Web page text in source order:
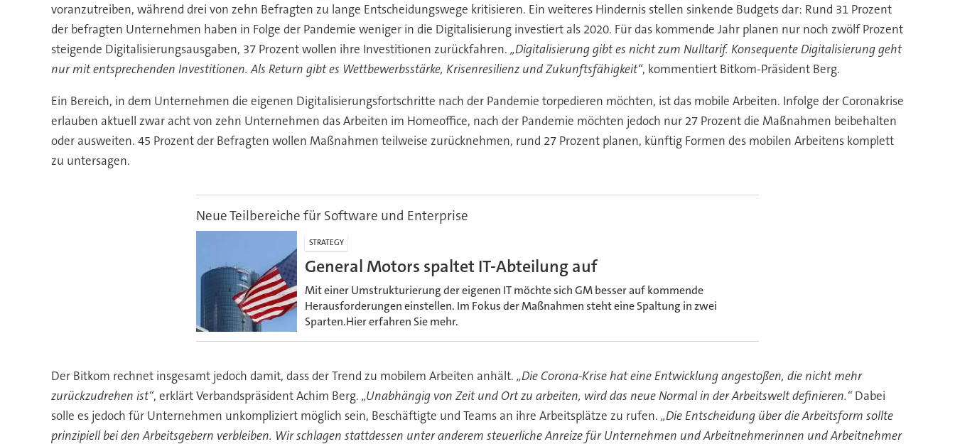
voranzutreiben, während drei von zehn Befragten zu lange Entscheidungswege kritisieren. Ein weiteres Hindernis stellen sinkende Budgets dar: Rund 31 Prozent
der befragten Unternehmen haben in Folge der Pandemie weniger in die Digitalisierung investiert als 2020. Für das kommende Jahr planen nur noch zwölf Prozent
steigende Digitalisierungsausgaben, 37 Prozent wollen ihre Investitionen zurückfahren. „Digitalisierung gibt es nicht zum Nulltarif. Konsequente Digitalisierung geht
nur mit entsprechenden Investitionen. Als Return gibt es Wettbewerbsstärke, Krisenresilienz und Zukunftsfähigkeit“, kommentiert Bitkom-Präsident Berg.
Ein Bereich, in dem Unternehmen die eigenen Digitalisierungsfortschritte nach der Pandemie torpedieren möchten, ist das mobile Arbeiten. Infolge der Coronakrise
erlauben aktuell zwar acht von zehn Unternehmen das Arbeiten im Homeoffice, nach der Pandemie möchten jedoch nur 27 Prozent die Maßnahmen beibehalten
oder ausweiten. 45 Prozent der Befragten wollen Maßnahmen teilweise zurücknehmen, rund 27 Prozent planen, künftig Formen des mobilen Arbeitens komplett
zu untersagen.
Neue Teilbereiche für Software und Enterprise
STRATEGY
General Motors spaltet IT-Abteilung auf
Mit einer Umstrukturierung der eigenen IT möchte sich GM besser auf kommende
Herausforderungen einstellen. Im Fokus der Maßnahmen steht eine Spaltung in zwei
Sparten.Hier erfahren Sie mehr.
Der Bitkom rechnet insgesamt jedoch damit, dass der Trend zu mobilem Arbeiten anhält. „Die Corona-Krise hat eine Entwicklung angestoßen, die nicht mehr
zurückzudrehen ist“, erklärt Verbandspräsident Achim Berg. „Unabhängig von Zeit und Ort zu arbeiten, wird das neue Normal in der Arbeitswelt definieren.“Dabei
solle es jedoch für Unternehmen unkompliziert möglich sein, Beschäftigte und Teams an ihre Arbeitsplätze zu rufen. „Die Entscheidung über die Arbeitsform sollte
prinzipiell bei den Arbeitsgebern verbleiben. Wir schlagen stattdessen unter anderem steuerliche Anreize für Unternehmen und Arbeitnehmerinnen und Arbeitnehmer